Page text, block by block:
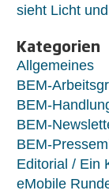
sieht Licht
Kategorien
Allgemeines
BEM-
BEM-
BEM-
BEM-
Editorial / Ein
eMobile